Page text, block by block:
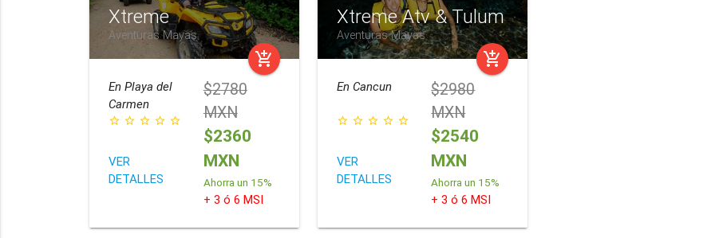
Xtreme
Aventuras Mayas
add_shopping_cart
EnPlaya del
Carmen
star_border star_border star_border star_border star_border
VER
DETALLES
$2780
MXN
$2360
MXN
Ahorra un 15%
+ 3 ó 6 MSI
Xtreme Atv & Tulum
Aventuras Mayas
add_shopping_cart
En Cancun
star_border star_border star_border star_border star_border
VER
DETALLES
$2980
MXN
$2540
MXN
Ahorra un 15%
+ 3 ó 6 MSI